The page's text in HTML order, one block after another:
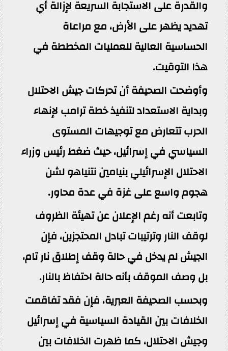
والقدرة على الاستجابة السريعة لإزالة أي
تهديد يظهر على الأرض، مع مراعاة
الحساسية العالية للعمليات المخططة في
هذا التوقيت.
وأوضحت الصحيفة أن تحركات جيش الاحتلال
وبداية الاستعداد لتنفيذ خطة ترامب لإنهاء
الحرب تتعارض مع توجيهات المستوى
السياسي في إسرائيل، حيث ضغط رئيس وزراء
الاحتلال الإسرائيلي بنيامين نتنياهو لشن
هجوم واسع على غزة في عدة محاور.
وتابعت أنه رغم الإعلان عن تهيئة الظروف
لوقف النار وترتيبات تبادل المحتجزين، فإن
الجيش لم يدخل في حالة وقف إطلاق نار تام،
بل وصف الموقف بأنه حالة احتفاظ بالنار.
وبحسب الصحيفة العبرية، فإن فقد تفاقمت
الخلافات بين القيادة السياسية في إسرائيل
وجيش الاحتلال، كما ظهرت الخلافات بين